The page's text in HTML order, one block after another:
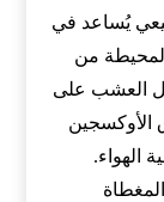
يُساعد في
من
العشب على
الأوكسجين
الهواء.